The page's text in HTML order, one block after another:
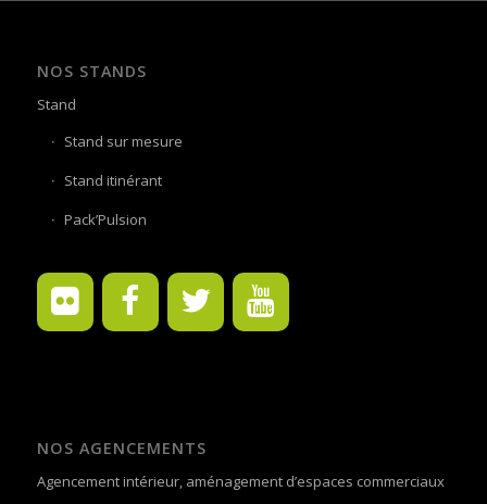
NOS STANDS
Stand
Stand sur mesure
Stand itinérant
Pack’Pulsion
NOS AGENCEMENTS
Agencement intérieur, aménagement d’espaces commerciaux